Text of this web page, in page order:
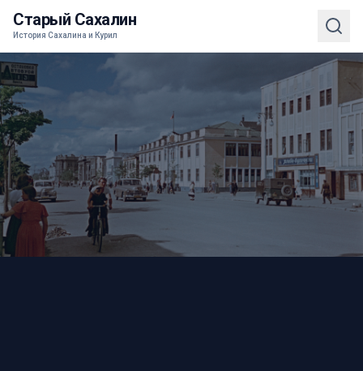
Старый Сахалин
История Сахалина и Курил